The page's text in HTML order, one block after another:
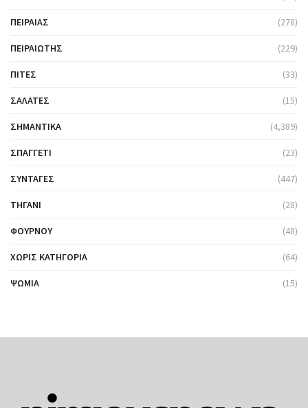
ΠΕΙΡΑΙΆΣ (278)
ΠΕΙΡΑΙΏΤΗΣ (229)
ΠΊΤΕΣ (33)
ΣΑΛΆΤΕΣ (15)
ΣΗΜΑΝΤΙΚΆ (4,389)
ΣΠΑΓΓΈΤΙ (23)
ΣΥΝΤΑΓΈΣ (447)
ΤΗΓΆΝΙ (28)
ΦΟΎΡΝΟΥ (48)
ΧΩΡΊΣ ΚΑΤΗΓΟΡΊΑ (64)
ΨΩΜΙΆ (15)